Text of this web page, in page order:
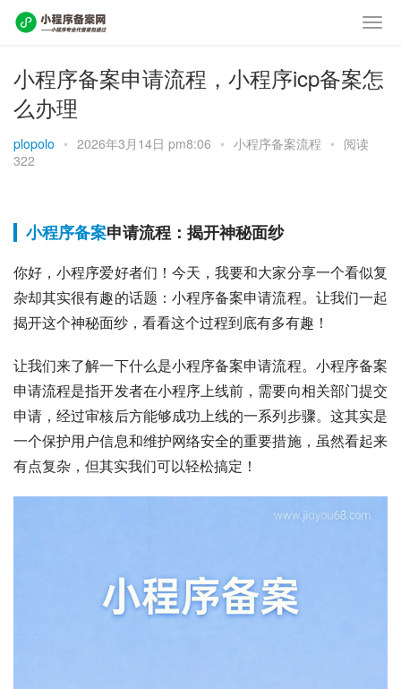
小程序备案申请流程，小程序icp备案怎
么办理
plopolo • 2026年3月14日 pm8:06 • 小程序备案流程 • 阅读
322
小程序备案申请流程：揭开神秘面纱
你好，小程序爱好者们！今天，我要和大家分享一个看似复
杂却其实很有趣的话题：小程序备案申请流程。让我们一起
揭开这个神秘面纱，看看这个过程到底有多有趣！
让我们来了解一下什么是小程序备案申请流程。小程序备案
申请流程是指开发者在小程序上线前，需要向相关部门提交
申请，经过审核后方能够成功上线的一系列步骤。这其实是
一个保护用户信息和维护网络安全的重要措施，虽然看起来
有点复杂，但其实我们可以轻松搞定！